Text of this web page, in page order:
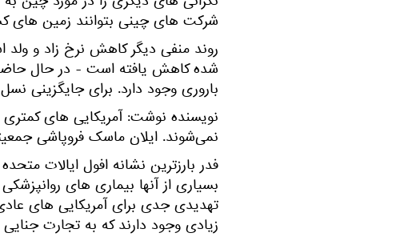
شرکت های چینی بتوانند زمین های
روند منفی دیگر کاهش نرخ زاد و
باروری وجود دارد. برای جایگزینی نسل
نویسنده نوشت: آمریکایی‌ های کمتری
نمی‌شوند. ایلان ماسک فروپاشی
فدر بارزترین نشانه افول ایالات
بسیاری از آنها بیماری های
تهدیدی جدی برای آمریکایی های
زیادی وجود دارند که به تجارت